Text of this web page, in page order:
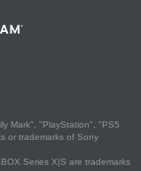
Mark", "PlayStation", "PS5
or trademarks of Sony
Series X|S are trademarks